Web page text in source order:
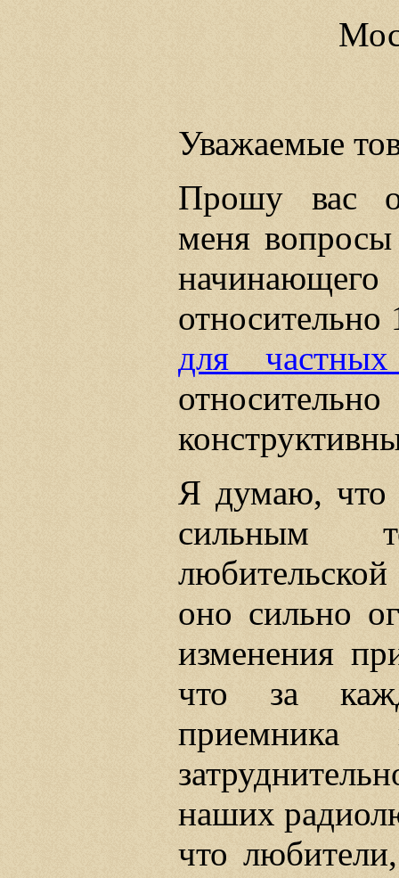
Уважаемые
Прошу вас
меня
для
Я думаю, что
сильным
оно сильно
изменения
что за
приемника
наших
что